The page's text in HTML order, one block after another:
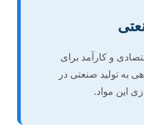
و کارآمد برای
به تولید صنعتی در
این مواد.